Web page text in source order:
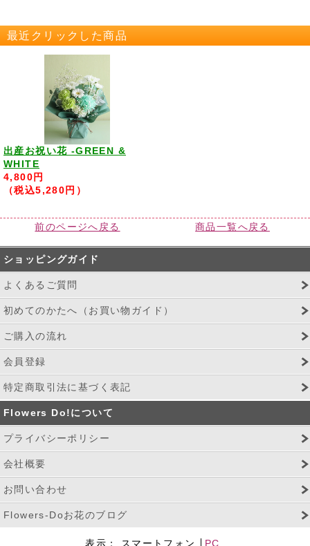
最近クリックした商品
出産お祝い花 -GREEN &
WHITE
4,800円
（税込5,280円）
前のページへ戻る 商品一覧へ戻る
ショッピングガイド
よくあるご質問
初めてのかたへ（お買い物ガイド）
ご購入の流れ
会員登録
特定商取引法に基づく表記
Flowers Do!について
プライバシーポリシー
会社概要
お問い合わせ
Flowers-Doお花のブログ
表示： スマートフォン PC